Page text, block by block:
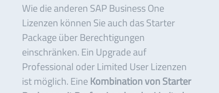
Wie die anderen SAP Business One
Lizenzen können Sie auch das Starter
Package über Berechtigungen
einschränken. Ein Upgrade auf
Professional oder Limited User Lizenzen
ist möglich. EineKombination von Starter